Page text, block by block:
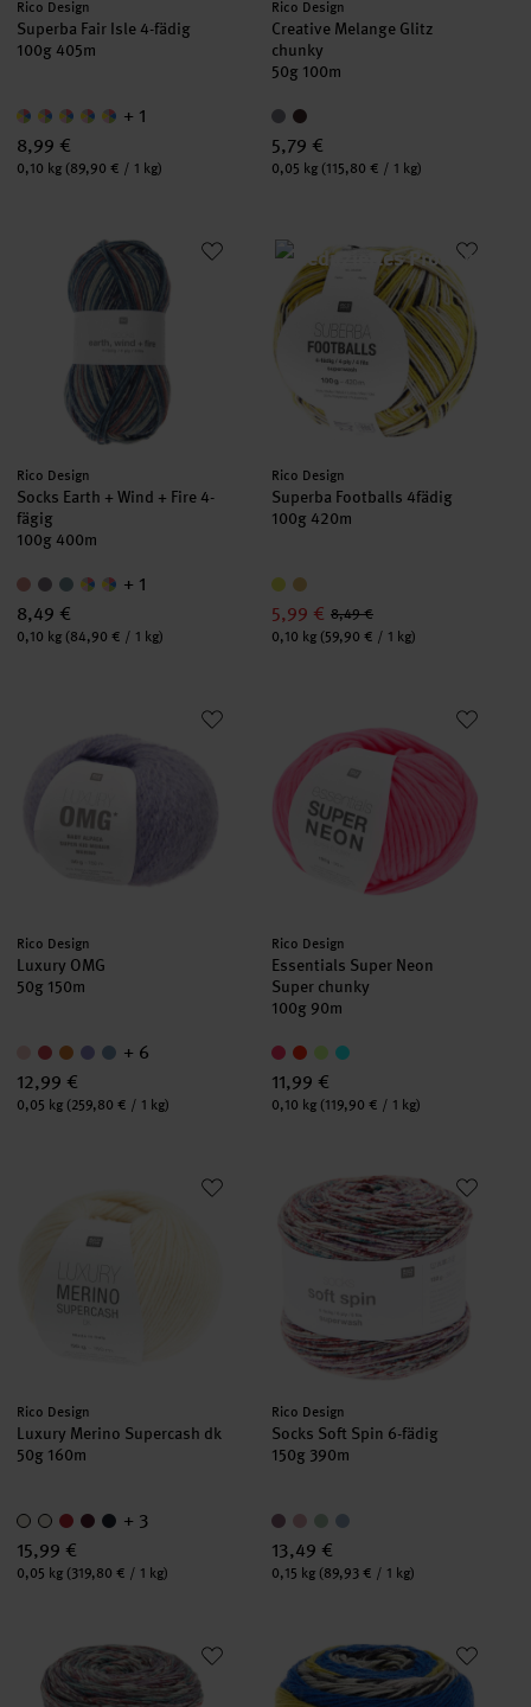
Hersteller:
Rico Design
Superba Fair Isle 4-fädig
100g 405m
+ 1
8,99 €
Inhalt:
0,10 kg (89,90 € / 1 kg)
Hersteller:
Rico Design
Creative Melange Glitz
chunky
50g 100m
5,79 €
Inhalt:
0,05 kg (115,80 € / 1 kg)
Socks Earth + Wind + Fire 4-fägig
Hersteller:
Rico Design
Socks Earth + Wind + Fire 4-
fägig
100g 400m
+ 1
8,49 €
Inhalt:
0,10 kg (84,90 € / 1 kg)
Superba Footballs 4fädig
Hersteller:
Rico Design
Superba Footballs 4fädig
100g 420m
5,99 € 8,49 €
Inhalt:
0,10 kg (59,90 € / 1 kg)
Hersteller:
Rico Design
Luxury OMG
50g 150m
+ 6
12,99 €
Inhalt:
0,05 kg (259,80 € / 1 kg)
Essentials Super Neon Super
Hersteller:
Rico Design
Essentials Super Neon
Super chunky
100g 90m
11,99 €
Inhalt:
0,10 kg (119,90 € / 1 kg)
Luxury Merino Supercash dk
Hersteller:
Rico Design
Luxury Merino Supercash dk
50g 160m
+ 3
15,99 €
Inhalt:
0,05 kg (319,80 € / 1 kg)
Socks Soft Spin 6-fädig
Hersteller:
Rico Design
Socks Soft Spin 6-fädig
150g 390m
13,49 €
Inhalt:
0,15 kg (89,93 € / 1 kg)
Socks Soft Spin 4-fädig Superba Hottest Socks ever!